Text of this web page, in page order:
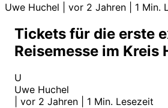
Uwe Huchel vor 2 Jahren 1 Min.
Tickets für die erste
Reisemesse im Kreis
U
Uwe Huchel
vor 2 Jahren
1 Min. Lesezeit